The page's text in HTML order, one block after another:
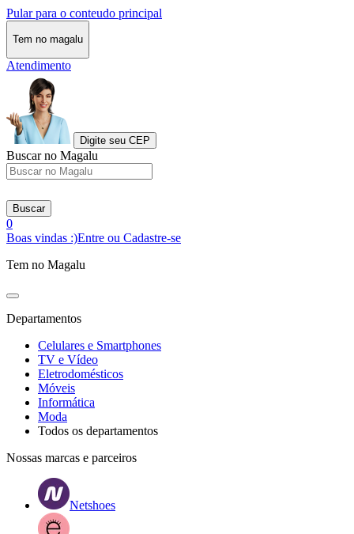
Pular para o conteudo principal
Tem no magalu
Atendimento
Digite seu CEP
Buscar no Magalu
Buscar
0
Boas vindas :)Entre ou Cadastre-se
Tem no Magalu
Departamentos
Celulares e Smartphones
TV e Vídeo
Eletrodomésticos
Móveis
Informática
Moda
Todos os departamentos
Nossas marcas e parceiros
Netshoes